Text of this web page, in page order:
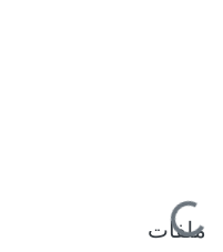
جاري التحميل...
ملفات